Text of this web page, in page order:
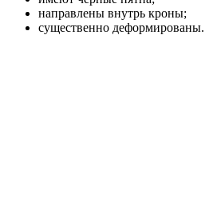
направлены внутрь кроны;
существенно деформированы.